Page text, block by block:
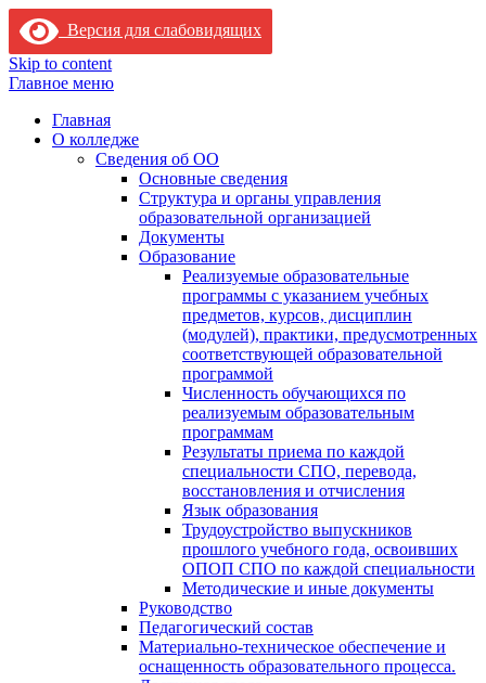
Версия для слабовидящих
Skip to content
Главное меню
Главная
О колледже
Сведения об ОО
Основные сведения
Структура и органы управления
образовательной организацией
Документы
Образование
Реализуемые образовательные
программы с указанием учебных
предметов, курсов, дисциплин
(модулей), практики, предусмотренных
соответствующей образовательной
программой
Численность обучающихся по
реализуемым образовательным
программам
Результаты приема по каждой
специальности СПО, перевода,
восстановления и отчисления
Язык образования
Трудоустройство выпускников
прошлого учебного года, освоивших
ОПОП СПО по каждой специальности
Методические и иные документы
Руководство
Педагогический состав
Материально-техническое обеспечение и
оснащенность образовательного процесса.